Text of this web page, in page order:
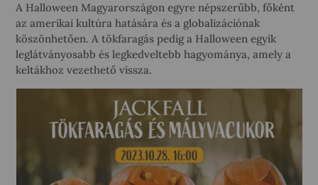
A Halloween Magyarországon egyre népszerűbb, főként
az amerikai kultúra hatására és a globalizációnak
köszönhetően. A tökfaragás pedig a Halloween egyik
leglátványosabb és legkedveltebb hagyománya, amely a
keltákhoz vezethető vissza.